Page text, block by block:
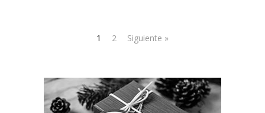
1 2 Siguiente »